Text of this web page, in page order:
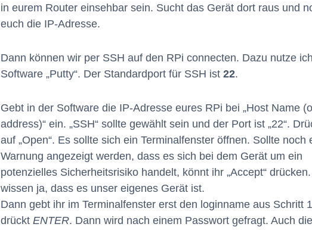
in eurem Router einsehbar sein. Sucht das Gerät dort raus und
euch die IP-Adresse.
Dann können wir per SSH auf den RPi connecten. Dazu nutze
Software „Putty“. Der Standardport für SSH ist 22.
Gebt in der Software die IP-Adresse eures RPi bei „Host Name
address)“ ein. „SSH“ sollte gewählt sein und der Port ist „22“.
auf „Open“. Es sollte sich ein Terminalfenster öffnen. Sollte noch
Warnung angezeigt werden, dass es sich bei dem Gerät um ein
potenzielles Sicherheitsrisiko handelt, könnt ihr „Accept“
wissen ja, dass es unser eigenes Gerät ist.
Dann gebt ihr im Terminalfenster erst den loginname aus Schritt
drückt ENTER. Dann wird nach einem Passwort gefragt. Auch